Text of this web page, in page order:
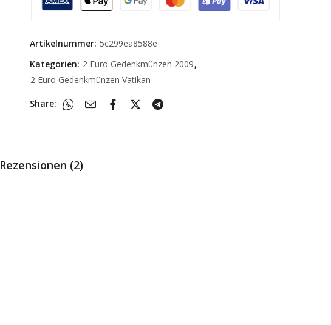
Artikelnummer: 5c299ea8588e
Kategorien: 2 Euro Gedenkmünzen 2009,
2 Euro Gedenkmünzen Vatikan
Share:
Rezensionen (2)